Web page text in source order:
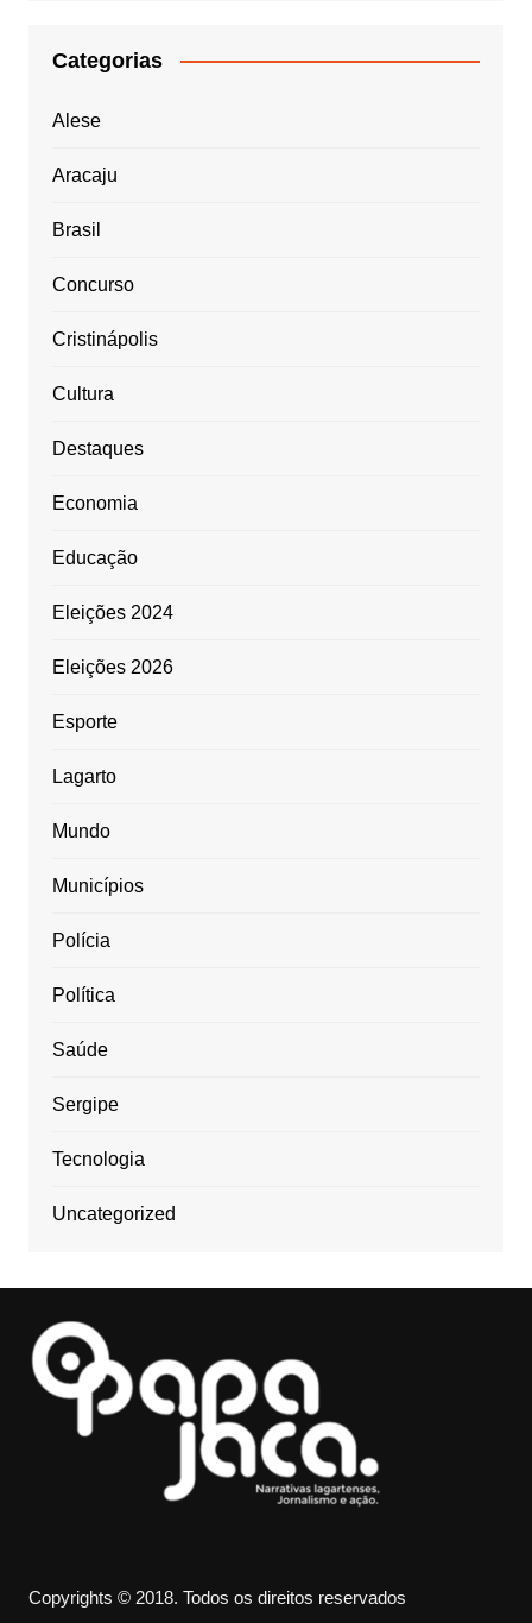
Categorias
Alese
Aracaju
Brasil
Concurso
Cristinápolis
Cultura
Destaques
Economia
Educação
Eleições 2024
Eleições 2026
Esporte
Lagarto
Mundo
Municípios
Polícia
Política
Saúde
Sergipe
Tecnologia
Uncategorized
Copyrights © 2018. Todos os direitos reservados